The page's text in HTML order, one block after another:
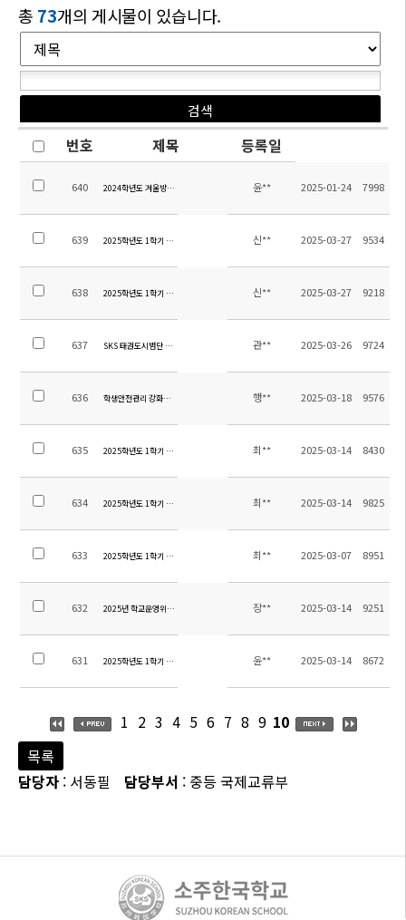
총 73개의 게시물이 있습니다.
번호 제목 등록일
640 2024학년도 겨울방학 초등 방과후학교 교육활동비 집행내역 보고
윤** 2025-01-24 7998
639 2025학년도 1학기 초등 수행평가 계획 안내(4~6학년)
신** 2025-03-27 9534
638 2025학년도 1학기 초등 수행평가 계획 안내(1~3학년)
신** 2025-03-27 9218
637 SKS 태권도시범단 발대식 안내 관** 2025-03-26 9724
636 학생안전관리 강화를 위한 학교 출입제한 안내 행** 2025-03-18 9576
635 2025학년도 1학기 중등 자기주도학습 개강 및 석식비 납부 안내
최** 2025-03-14 8430
634 2025학년도 1학기 중등 방과후학교 개강 및 석식비 납부 안내
최** 2025-03-14 9825
633 2025학년도 1학기 중등 방과후학교 및 자기주도학습 신청 안내
최** 2025-03-07 8951
632 2025년 학교운영위원회 교원위원 당선 안내 장** 2025-03-14 9251
631 2025학년도 1학기 초등 방과후학교 수강료 납부 안내
윤** 2025-03-14 8672
1 2 3 4 5 6 7 8 9 10
목록
담당자 : 서동필 담당부서 : 중등 국제교류부